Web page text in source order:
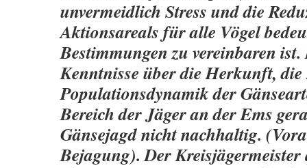
unvermeidlich Stress und die
Aktionsareals für alle Vögel
Bestimmungen zu vereinbaren
Kenntnisse über die Herkunft,
Populationsdynamik der
Bereich der Jäger an der Ems
Gänsejagd nicht nachhaltig.
Bejagung). Der